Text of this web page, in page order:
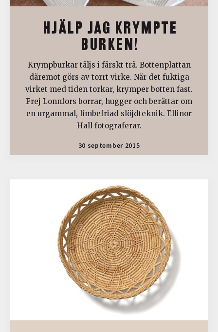
HJÄLP JAG KRYMPTE
BURKEN!
Krympburkar täljs i färskt trä. Bottenplattan
däremot görs av torrt virke. När det fuktiga
virket med tiden torkar, krymper botten fast.
Frej Lonnfors borrar, hugger och berättar om
en urgammal, limbefriad slöjdteknik. Ellinor
Hall fotograferar.
30 september 2015